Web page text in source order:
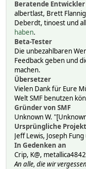
Beratende Entwickler
albertlast, Brett
Deberdt, tinoest und
haben.
Beta-Tester
Die unbezahlbaren
Feedback geben und
machen.
Übersetzer
Vielen Dank für Eure
Welt SMF benutzen
Gründer von SMF
Unknown W.
Ursprüngliche
Jeff Lewis, Joseph
In Gedenken an
Crip, K@,
An alle, die wir